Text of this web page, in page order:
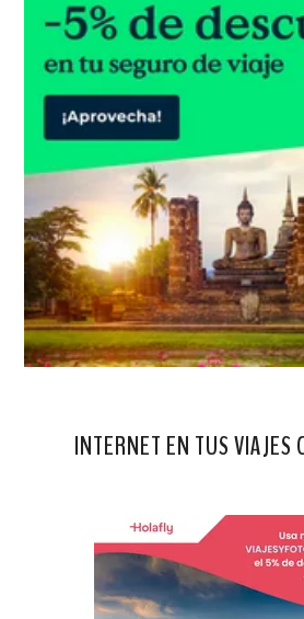
INTERNET EN TUS VIAJES